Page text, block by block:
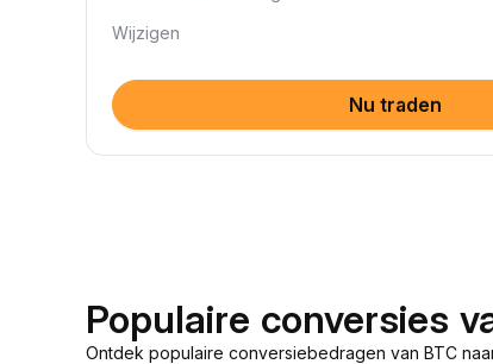
Wijzigen
Nu traden
Populaire conversies
Ontdek populaire conversiebedragen van BTC